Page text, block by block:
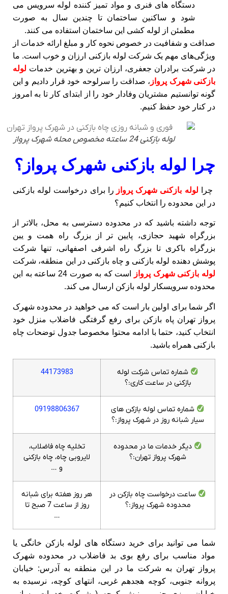
دستگاه های فنری و مواد تمیز کننده لوله سرویس می
شود و ساکنین ساختمان تا چندین سال به صورت
مطمئن از لوله کشی این ساختمان استفاده می کنند.
صداقت و شفافیت در خصوص نحوه کار و مبلغ ارائه خدمات از
ویژگی‌های مهم یک شرکت لوله بازکنی ارزان و خوب است. ما
در شرکت برادران جعفری، ارزان‌ ترین و بهترین خدماتلوله
بازکنی شهرک پرواز، صداقت را سرلوحه خود قرار دادیم و این
گونه توانستیم مشتریان وفادار خود را از ابتدای کار تا به امروز
در کنار خود حفظ کنیم.
لوله بازکنی 24 ساعته مخصوص محله شهرک پرواز
چرا لوله بازکنی شهرک پرواز؟
چرالوله بازکنی شهرک پروازرا برای درخواست لوله بازکنی
در این محدوده را انتخاب کنیم؟
توجه داشته باشید که در محدوده دسترسی به محل، بالاتر از
بزرگراه شهید حجازی، پایین تر از بزرگ راه همت و یبن
بزرگراه باکری تا بزرگ راه اشرفی اصفهانی، تنها شرکت
پوشش دهنده لوله بازکنی و چاه بازکنی در این منطقه، شرکت
لوله بازکنی شهرک پرواز
است که به صورت 24 ساعته به این
محدوده سرویسکار لوله بازکن ارسال می کند.
اگر شما برای اولین بار است که می خواهید در محدوده شهرک
پرواز تهران پاه بازکن برای رفع گرفتگی فاضلاب منزل خود
انتخاب کنید، حتما با ادامه محتوا مخصوصا جدول توضحات چاه
بازکنی همراه باشید.
شماره تماس شرکت لوله
بازکنی در ساعت کاری:؟
44173983
شماره تماس لوله بازکن های
سیار شبانه روز در شهرک پرواز:؟
09198806367
دیگر خدمات ما در محدوده
شهرک پرواز تهران:؟
تخلیه چاه فاضلاب،
لایروبی چاه، چاه بازکنی
و …
ساعت درخواست چاه بازکن در
محدوده شهرک پرواز:؟
هر روز هفته برای شبانه
روز از ساعت 7 صبح تا
شما می توانید برای خرید دستگاه های لوله بازکن خانگی یا
مواد مناسب برای رفع بوی بد فاضلاب در محدوده شهرک
پرواز تهران به شرکت ما در این منطقه به آدرس: خیابان
پروانه جنوبی، کوچه هجدهم غربی، انتهای کوچه، نرسیده به